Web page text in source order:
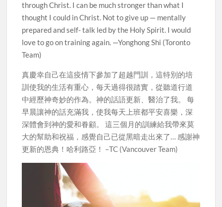
through Christ. I can be much stronger than what I
thought I could in Christ. Not to give up — mentally
prepared and self- talk led by the Holy Spirit. I would
love to go on training again. —Yonghong Shi (Toronto
Team)
真慶幸自己在這疫情下參加了超越門訓，這特別的培
訓使我的生活有重心，每天過得很踏實，從聽道行道
中經歷神奇妙的作為。神的話語更新、醫治了我。 每
早晨讓神的話充滿我，使我每天上班都平安喜樂，深
深體會到神的愛和眷顧。 這三個月的訓練給我帶來莫
大的幫助和祝福，感覺自己已從黑暗走出來了… 感謝神
更新的恩典！哈利路亞！ –TC (Vancouver Team)